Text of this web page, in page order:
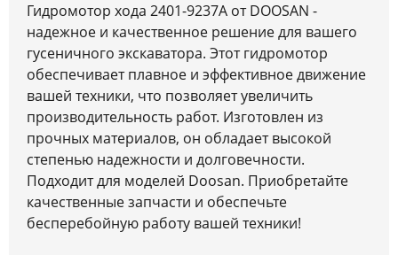
Гидромотор хода 2401-9237A от DOOSAN -
надежное и качественное решение для вашего
гусеничного экскаватора. Этот гидромотор
обеспечивает плавное и эффективное движение
вашей техники, что позволяет увеличить
производительность работ. Изготовлен из
прочных материалов, он обладает высокой
степенью надежности и долговечности.
Подходит для моделей Doosan. Приобретайте
качественные запчасти и обеспечьте
бесперебойную работу вашей техники!